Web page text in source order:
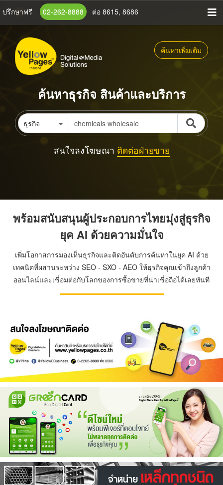
ข้าม
เนื้อหา
หลัก
ปรึกษาฟรี 02-262-8888 ต่อ 8615, 8686
ค้นหาเพิ่มเติม
ค้นหาธุรกิจ สินค้าและบริการ
ธุรกิจ
สนใจลงโฆษณา ติดต่อฝ่ายขาย
พร้อมสนับสนุนผู้ประกอบการไทยมุ่งสู่ธุรกิจ
ยุค AI ด้วยความมั่นใจ
เพิ่มโอกาสการมองเห็นธุรกิจและติดอันดับการค้นหาในยุค AI ด้วย
เทคนิคที่ผสานระหว่าง SEO - SXO - AEO ให้ธุรกิจคุณเข้าถึงลูกค้า
ออนไลน์และเชื่อมต่อกับโลกของการซื้อขายที่น่าเชื่อถือได้เลยทันที